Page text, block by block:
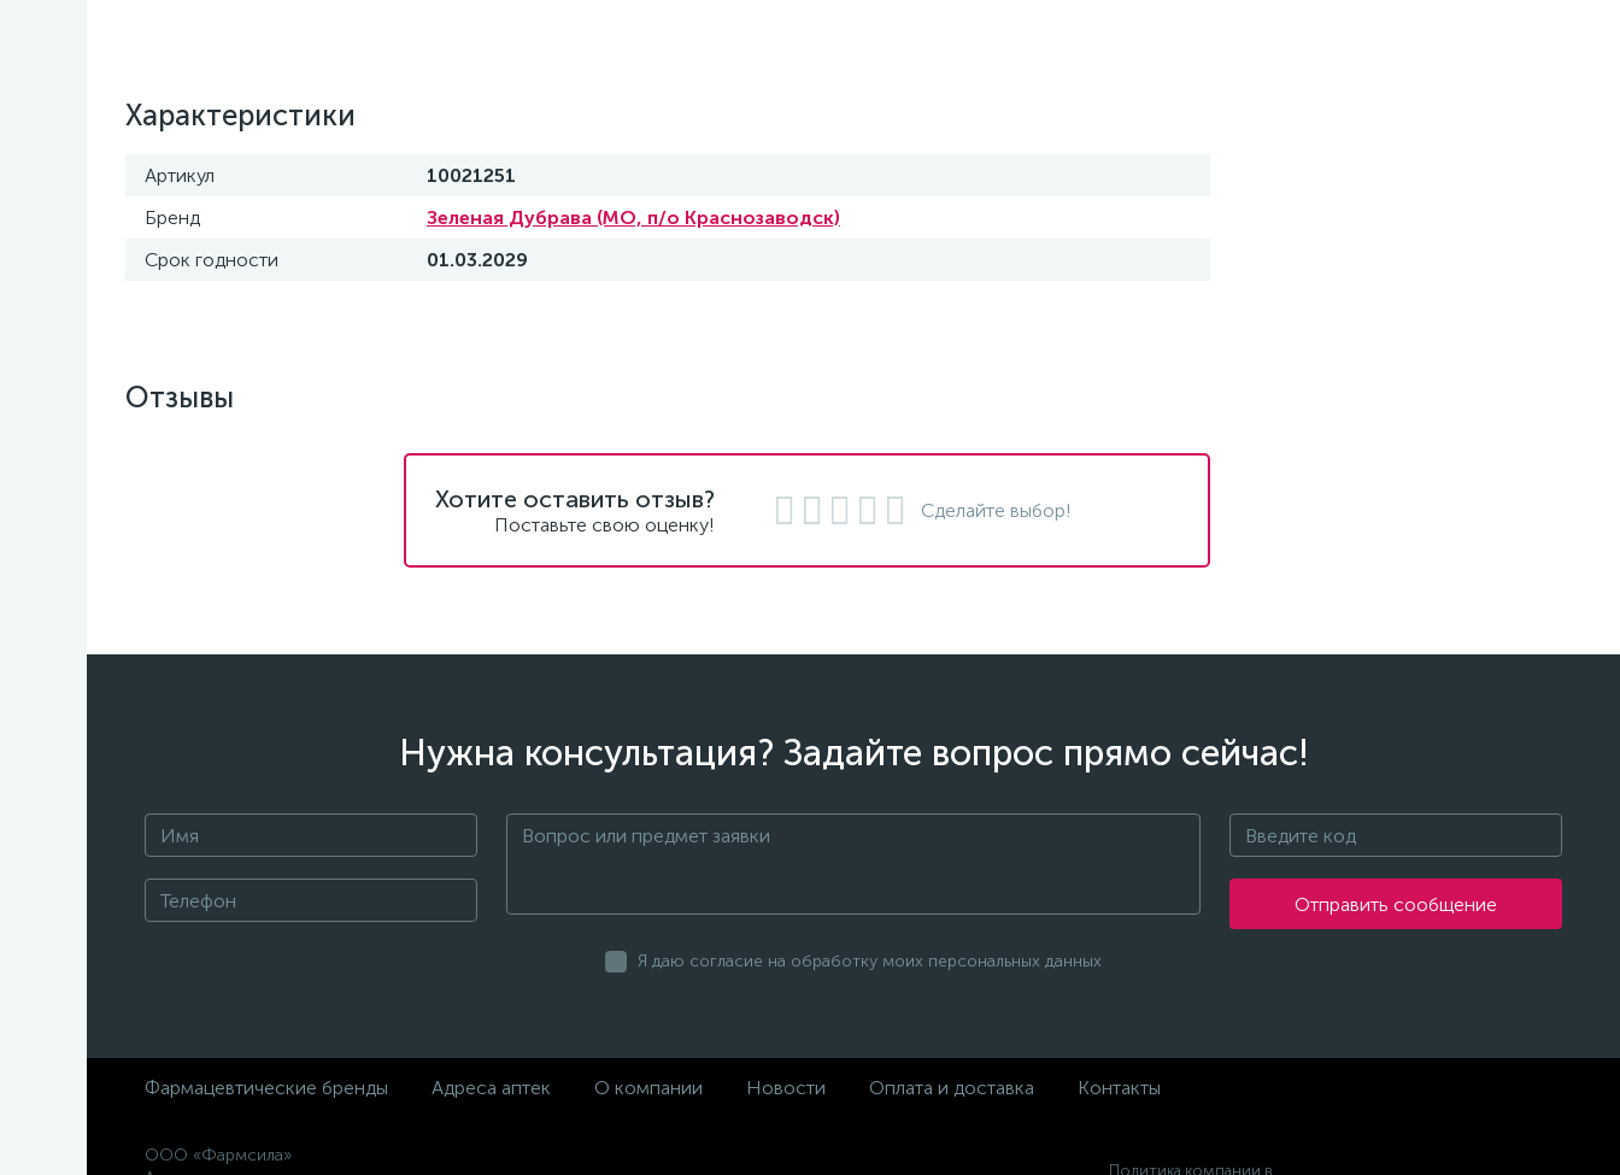
Характеристики
Артикул
10021251
Бренд
Зеленая Дубрава (МО, п/о Краснозаводск)
Срок годности
01.03.2029
Отзывы
Хотите оставить отзыв?
Поставьте свою оценку!
Сделайте выбор!
Нужна консультация? Задайте вопрос прямо сейчас!
Отправить сообщение
Я даю согласие на обработку моих персональных данных
Фармацевтические бренды Адреса аптек О компании Новости Оплата и доставка Контакты
ООО «Фармсила»
Политика компании в